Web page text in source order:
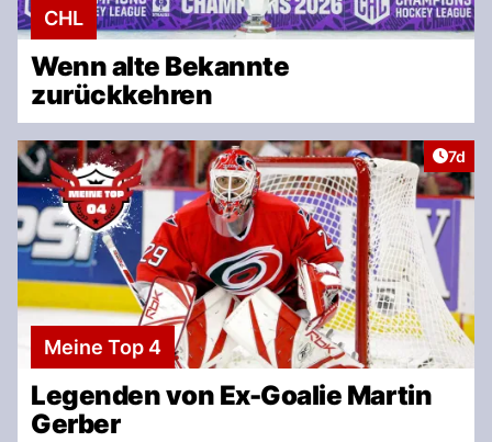
CHL
Wenn alte Bekannte
zurückkehren
7d
Meine Top 4
Legenden von Ex-Goalie Martin
Gerber